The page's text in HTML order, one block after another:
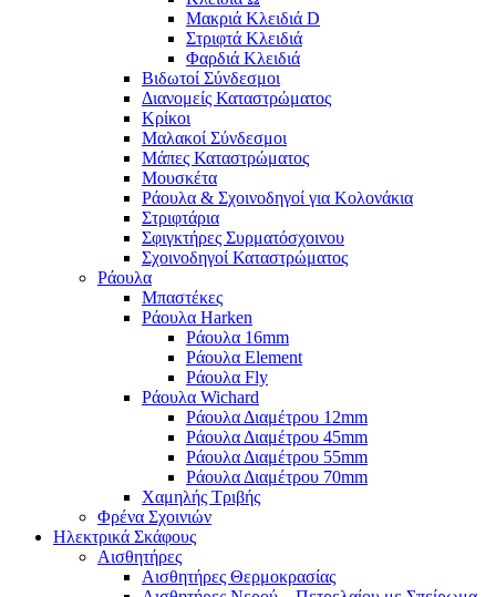
Μακριά Κλειδιά D
Στριφτά Κλειδιά
Φαρδιά Κλειδιά
Βιδωτοί Σύνδεσμοι
Διανομείς Καταστρώματος
Κρίκοι
Μαλακοί Σύνδεσμοι
Μάπες Καταστρώματος
Μουσκέτα
Ράουλα & Σχοινοδηγοί για Κολονάκια
Στριφτάρια
Σφιγκτήρες Συρματόσχοινου
Σχοινοδηγοί Καταστρώματος
Ράουλα
Μπαστέκες
Ράουλα Harken
Ράουλα 16mm
Ράουλα Element
Ράουλα Fly
Ράουλα Wichard
Ράουλα Διαμέτρου 12mm
Ράουλα Διαμέτρου 45mm
Ράουλα Διαμέτρου 55mm
Ράουλα Διαμέτρου 70mm
Χαμηλής Τριβής
Φρένα Σχοινιών
Ηλεκτρικά Σκάφους
Αισθητήρες
Αισθητήρες Θερμοκρασίας